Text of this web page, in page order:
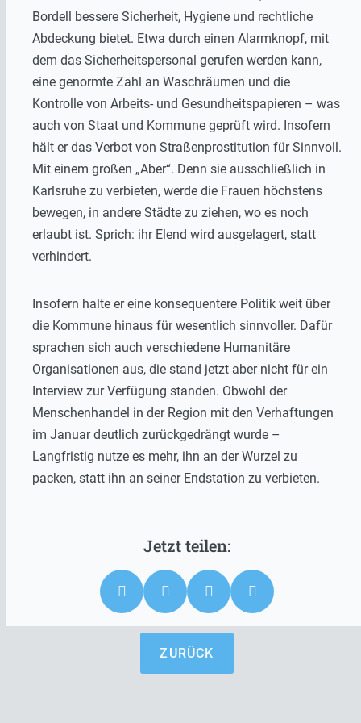
Bordell bessere Sicherheit, Hygiene und rechtliche
Abdeckung bietet. Etwa durch einen Alarmknopf, mit
dem das Sicherheitspersonal gerufen werden kann,
eine genormte Zahl an Waschräumen und die
Kontrolle von Arbeits- und Gesundheitspapieren – was
auch von Staat und Kommune geprüft wird. Insofern
hält er das Verbot von Straßenprostitution für Sinnvoll.
Mit einem großen „Aber“. Denn sie ausschließlich in
Karlsruhe zu verbieten, werde die Frauen höchstens
bewegen, in andere Städte zu ziehen, wo es noch
erlaubt ist. Sprich: ihr Elend wird ausgelagert, statt
verhindert.
Insofern halte er eine konsequentere Politik weit über
die Kommune hinaus für wesentlich sinnvoller. Dafür
sprachen sich auch verschiedene Humanitäre
Organisationen aus, die stand jetzt aber nicht für ein
Interview zur Verfügung standen. Obwohl der
Menschenhandel in der Region mit den Verhaftungen
im Januar deutlich zurückgedrängt wurde –
Langfristig nutze es mehr, ihn an der Wurzel zu
packen, statt ihn an seiner Endstation zu verbieten.
ZURÜCK